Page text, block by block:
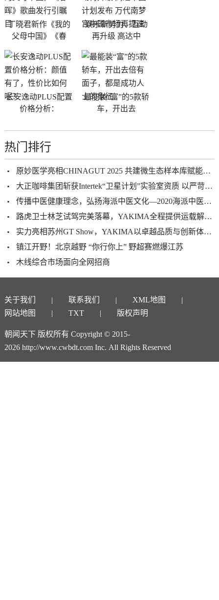
丁晓君新作《我的
父母中国》《春
娱乐新势力、互动
再升级 高达中
长安逸动PLUS配置
价格分析：
最能装“富”的5款轿
车，开出去
热门排行
原妙医学亮相CHINAGUT 2025 共建微生态样本库赋能健康产业升级
大正咖啡集团斩获Intertek“卫星计划”实验室资质 以严苛品控赋能全球化发展
传播中医健康理念，弘扬海派中医文化—2020海派中医砥砺前行
路虎卫士林芝试驾完美落幕，YAKIMA全程提供运载解决方案及技术
实力亮相苏州GT Show，YAKIMA以卓越品质与创新体验打造户外生活新范式
镇江开野！北京越野 “你行你上” 野超赛燃爆江苏
木线综合市场面向全网招商
关于我们 联系我们
XML地图
网站地图
TXT 版权声明
朝闻天下 版权所有 Copyright © 2015-
2026 http://www.cwbdt.com Inc. All Rights Reserved